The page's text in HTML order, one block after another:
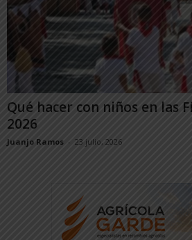
Qué hacer con niños en las
2026
Juanjo Ramos - 23 julio, 2026